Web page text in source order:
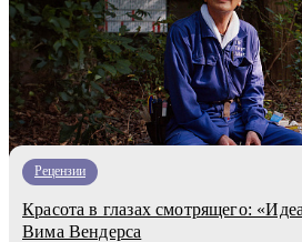
Рецензии
Красота в глазах смотрящего:
Вима Вендерса